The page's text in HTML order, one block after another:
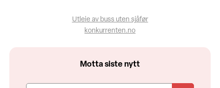
Utleie av buss uten sjåfør
konkurrenten.no
Motta siste nytt